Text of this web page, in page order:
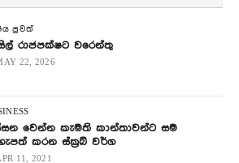
පුවත්
රාජපක්ෂට වරෙන්තු
22, 2026
වෙන්න කැමති කාන්තාවන්ට සම
කරන ස්ක්‍රබ් වර්ග
11, 2021